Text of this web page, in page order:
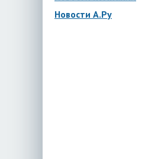
Новости А.Ру